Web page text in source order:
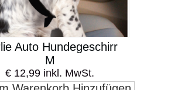
Auto Hundegeschirr
M
€ 12,99 inkl. MwSt.